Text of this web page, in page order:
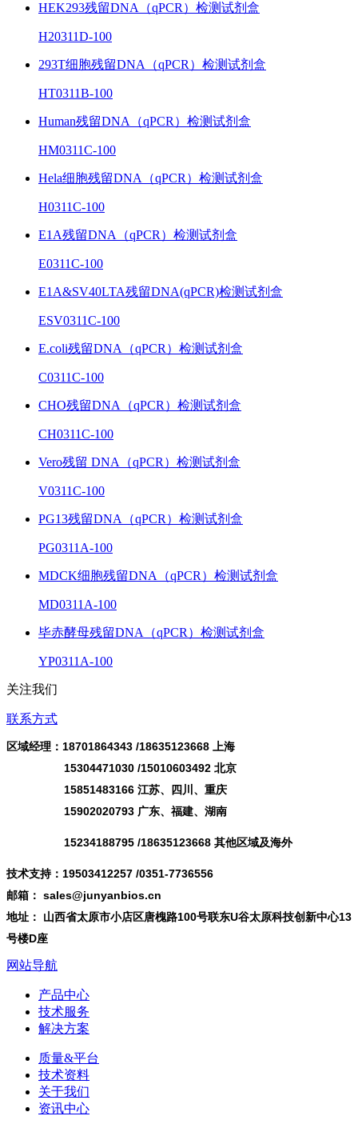
HEK293残留DNA（qPCR）检测试剂盒
H20311D-100
293T细胞残留DNA（qPCR）检测试剂盒
HT0311B-100
Human残留DNA（qPCR）检测试剂盒
HM0311C-100
Hela细胞残留DNA（qPCR）检测试剂盒
H0311C-100
E1A残留DNA（qPCR）检测试剂盒
E0311C-100
E1A&SV40LTA残留DNA(qPCR)检测试剂盒
ESV0311C-100
E.coli残留DNA（qPCR）检测试剂盒
C0311C-100
CHO残留DNA（qPCR）检测试剂盒
CH0311C-100
Vero残留 DNA（qPCR）检测试剂盒
V0311C-100
PG13残留DNA（qPCR）检测试剂盒
PG0311A-100
MDCK细胞残留DNA（qPCR）检测试剂盒
MD0311A-100
毕赤酵母残留DNA（qPCR）检测试剂盒
YP0311A-100
关注我们
联系方式
区域经理：18701864343 /18635123668 上海
15304471030 /15010603492 北京
15851483166 江苏、四川、重庆
15902020793 广东、福建、湖南
15234188795 /18635123668 其他区域及海外
技术支持：19503412257 /0351-7736556
邮箱： sales@junyanbios.cn
地址： 山西省太原市小店区唐槐路100号联东U谷太原科技创新中心13
号楼D座
网站导航
产品中心
技术服务
解决方案
质量&平台
技术资料
关于我们
资讯中心